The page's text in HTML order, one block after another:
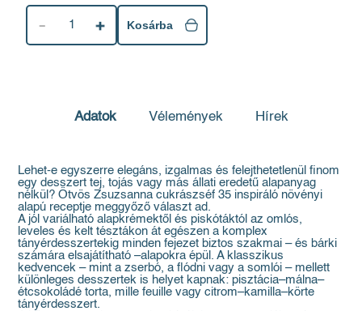
1 Kosárba
Adatok Vélemények Hírek
Lehet-e egyszerre elegáns, izgalmas és felejthetetlenül finom
egy desszert tej, tojás vagy más állati eredetű alapanyag
nélkül? Ötvös Zsuzsanna cukrászséf 35 inspiráló növényi
alapú receptje meggyőző választ ad.
A jól variálható alapkrémektől és piskótáktól az omlós,
leveles és kelt tésztákon át egészen a komplex
tányérdesszertekig minden fejezet biztos szakmai – és bárki
számára elsajátítható –alapokra épül. A klasszikus
kedvencek – mint a zserbó, a flódni vagy a somlói – mellett
különleges desszertek is helyet kapnak: pisztácia–málna–
étcsokoládé torta, mille feuille vagy citrom–kamilla–körte
tányérdesszert.